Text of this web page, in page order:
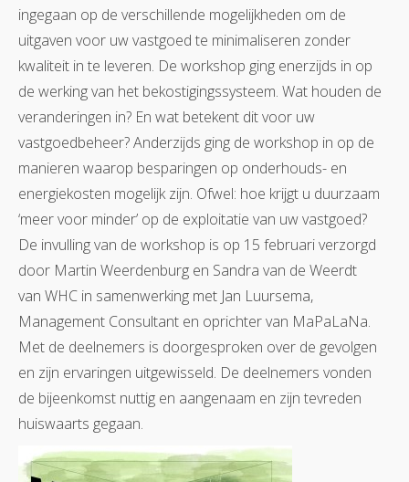
ingegaan op de verschillende mogelijkheden om de
uitgaven voor uw vastgoed te minimaliseren zonder
kwaliteit in te leveren. De workshop ging enerzijds in op
de werking van het bekostigingssysteem. Wat houden de
veranderingen in? En wat betekent dit voor uw
vastgoedbeheer? Anderzijds ging de workshop in op de
manieren waarop besparingen op onderhouds- en
energiekosten mogelijk zijn. Ofwel: hoe krijgt u duurzaam
‘meer voor minder’ op de exploitatie van uw vastgoed?
De invulling van de workshop is op 15 februari verzorgd
door Martin Weerdenburg en Sandra van de Weerdt
van WHC in samenwerking met Jan Luursema,
Management Consultant en oprichter van MaPaLaNa.
Met de deelnemers is doorgesproken over de gevolgen
en zijn ervaringen uitgewisseld. De deelnemers vonden
de bijeenkomst nuttig en aangenaam en zijn tevreden
huiswaarts gegaan.